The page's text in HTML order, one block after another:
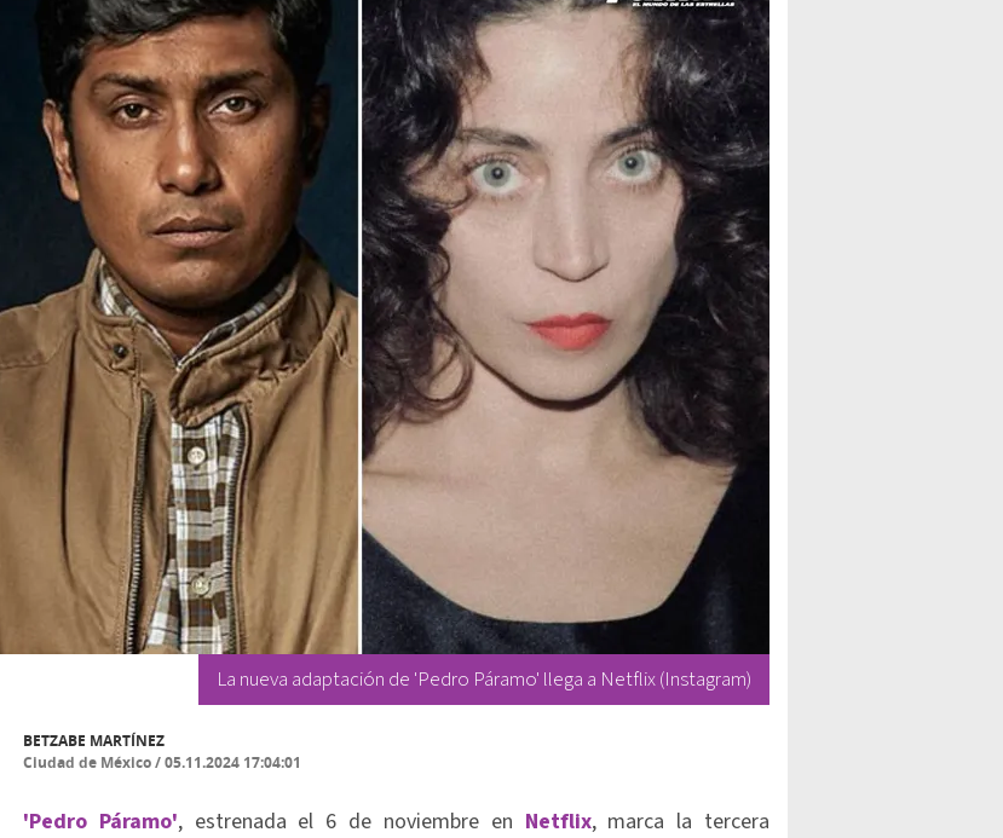
La nueva adaptación de 'Pedro Páramo' llega a Netflix (Instagram)
BETZABE MARTÍNEZ
Ciudad de México/05.11.2024 17:04:01
'Pedro Páramo', estrenada el 6 de noviembre en Netflix, marca la tercera